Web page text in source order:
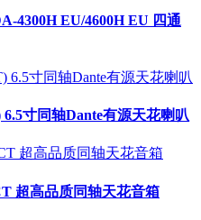
4300H EU/4600H EU 四通
寸同轴Dante有源天花喇叭
超高品质同轴天花音箱